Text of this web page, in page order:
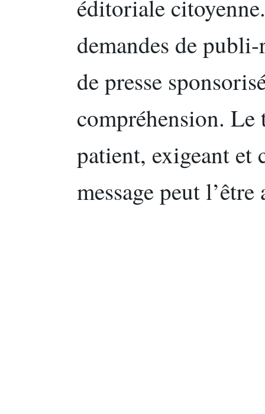
éditoriale
demandes de
de presse
compréhension. Le
patient, exigeant et
message peut l’être